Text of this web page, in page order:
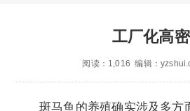
工厂化高
阅读：1,016 编辑：
斑马鱼的养殖确实涉及多方